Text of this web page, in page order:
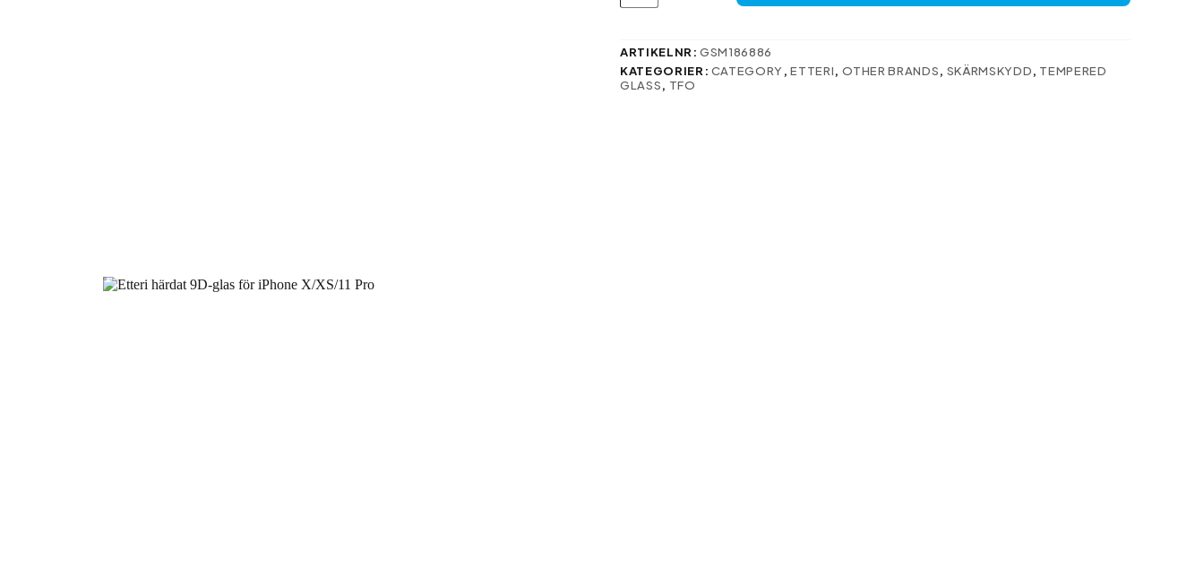
iPhone
X/XS/11
Pro
ARTIKELNR:GSM186886
KATEGORIER: CATEGORY ,ETTERI, OTHER BRANDS, SKÄRMSKYDD, TEMPERED
GLASS, TFO